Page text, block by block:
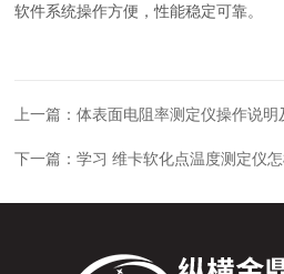
软件系统操作方便，性能稳定可靠。
上一篇：体表面电阻率测定仪操作说明
下一篇：学习 维卡软化点温度测定仪